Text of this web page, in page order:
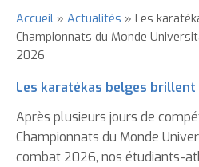
Fil
d'Ariane
Accueil Actualités
Les
Championnats du Monde
2026
Les karatékas belges brillent
Après plusieurs jours de
Championnats du Monde
combat 2026, nos étudiants-